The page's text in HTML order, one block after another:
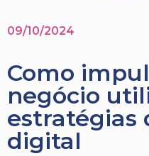
09/10/2024
Como
negócio
estratégias
digital